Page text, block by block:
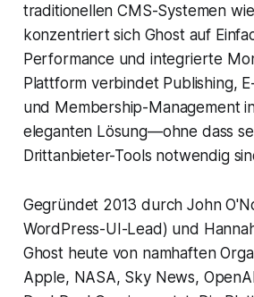
traditionellen CMS-Systemen
konzentriert sich Ghost auf
Performance und integrierte
Plattform verbindet Publishing,
und Membership-Management
eleganten Lösung—ohne dass
Drittanbieter-Tools notwendig
Gegründet 2013 durch John
WordPress-UI-Lead) und
Ghost heute von namhaften
Apple, NASA, Sky News,